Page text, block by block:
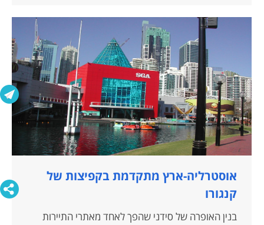
מאווי בהוואי נמצא כפר פולינזי המשחזר לתיירים
מזדמנים את התרבויות השונות של הפולינזים באיים
המדהימים של דרום האוקיינוס הפאסיפי. חוץ מאיי הוואי
הענקיים וההתיישבות של…
אוסטרליה-ארץ מתקדמת בקפיצות של
קנגורו
בנין האופרה של סידני שהפך לאחד מאתרי התיירות